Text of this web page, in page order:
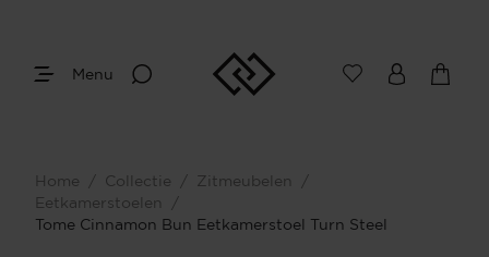
Menu
Home / Collectie / Zitmeubelen
/
Eetkamerstoelen
/
Tome Cinnamon Bun Eetkamerstoel Turn Steel